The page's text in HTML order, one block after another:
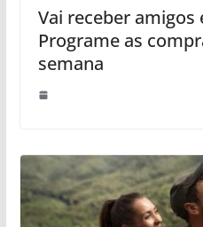
Vai receber amigos
Programe as
semana